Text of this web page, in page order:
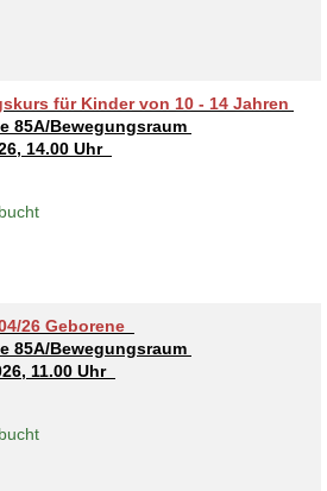
für Kinder von 10 - 14 Jahren
85A/Bewegungsraum
14.00 Uhr
26 Geborene
85A/Bewegungsraum
11.00 Uhr